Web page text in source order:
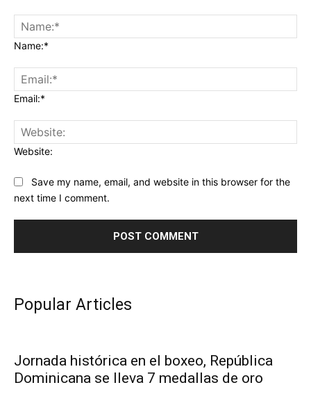
Name:*
Email:*
Website:
Save my name, email, and website in this browser for the
next time I comment.
Popular Articles
Jornada histórica en el boxeo, República
Dominicana se lleva 7 medallas de oro